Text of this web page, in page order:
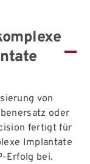
von
oder
fertigt für
Implantate
Erfolg bei.